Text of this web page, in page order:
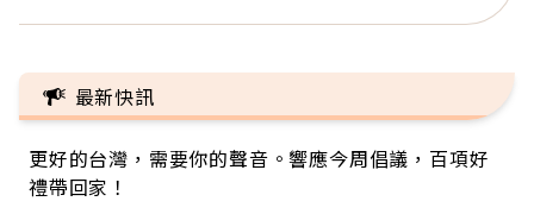
最新快訊
更好的台灣，需要你的聲音。響應今周倡議，百項好
禮帶回家！